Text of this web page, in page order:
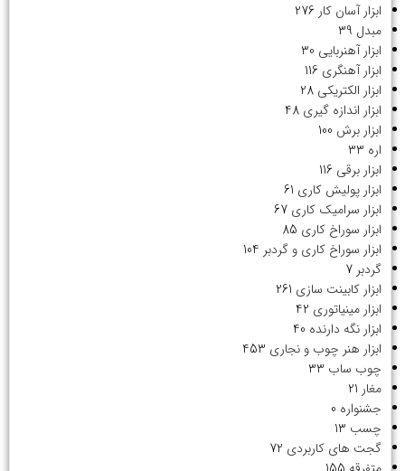
ابزار آسان کار 276
مبدل 39
ابزار آهنربایی 30
ابزار آهنگری 116
ابزار الکتریکی 28
ابزار اندازه گیری 48
ابزار برش 100
اره 33
ابزار برقی 116
ابزار پولیش کاری 61
ابزار سرامیک کاری 67
ابزار سوراخ کاری 85
ابزار سوراخ کاری و گردبر 104
گردبر 7
ابزار کابینت سازی 261
ابزار مینیاتوری 42
ابزار نگه دارنده 40
ابزار هنر چوب و نجاری 453
چوب ساب 33
مغار 21
جشنواره 0
چسب 13
گجت های کاربردی 72